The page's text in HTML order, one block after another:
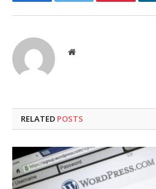
Website
RELATED POSTS